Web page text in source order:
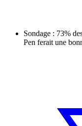
Sondage : 73%
Pen ferait une